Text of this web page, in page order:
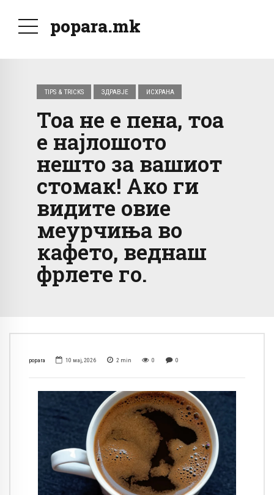
popara.mk
TIPS & TRICKS ЗДРАВЈЕ ИСХРАНА
Тоа не е пена, тоа
е најлошото
нешто за вашиот
стомак! Ако ги
видите овие
меурчиња во
кафето, веднаш
фрлете го.
popara 10 мај, 2026 2 min 0 0